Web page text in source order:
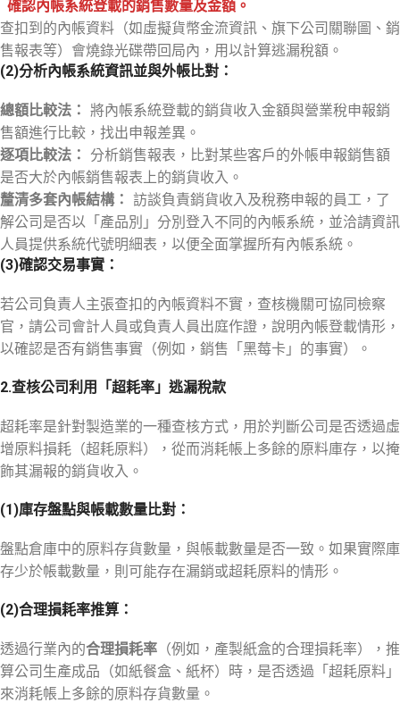
確認內帳系統登載的銷售數量及金額 。
查扣到的內帳資料（如虛擬貨幣金流資訊、旗下公司關聯圖、銷
售報表等）會燒錄光碟帶回局內，用以計算逃漏稅額。
(2)分析內帳系統資訊並與外帳比對：
總額比較法： 將內帳系統登載的銷貨收入金額與營業稅申報銷
售額進行比較，找出申報差異。
逐項比較法： 分析銷售報表，比對某些客戶的外帳申報銷售額
是否大於內帳銷售報表上的銷貨收入。
釐清多套內帳結構： 訪談負責銷貨收入及稅務申報的員工，了
解公司是否以「產品別」分別登入不同的內帳系統，並洽請資訊
人員提供系統代號明細表，以便全面掌握所有內帳系統。
(3)確認交易事實：
若公司負責人主張查扣的內帳資料不實，查核機關可協同檢察
官，請公司會計人員或負責人員出庭作證，說明內帳登載情形，
以確認是否有銷售事實（例如，銷售「黑莓卡」的事實）。
2.查核公司利用「超耗率」逃漏稅款
超耗率是針對製造業的一種查核方式，用於判斷公司是否透過虛
增原料損耗（超耗原料），從而消耗帳上多餘的原料庫存，以掩
飾其漏報的銷貨收入。
(1)庫存盤點與帳載數量比對：
盤點倉庫中的原料存貨數量，與帳載數量是否一致。如果實際庫
存少於帳載數量，則可能存在漏銷或超耗原料的情形。
(2)合理損耗率推算：
透過行業內的合理損耗率 （例如，產製紙盒的合理損耗率），推
算公司生產成品（如紙餐盒、紙杯）時，是否透過「超耗原料」
來消耗帳上多餘的原料存貨數量。